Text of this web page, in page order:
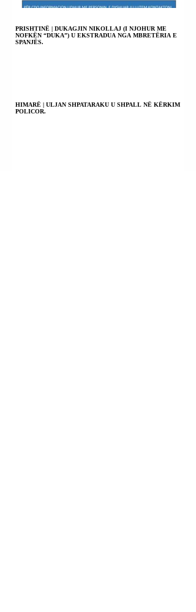
PRISHTINË | DUKAGJIN NIKOLLAJ (I NJOHUR ME
NOFKËN “DUKA”) U EKSTRADUA NGA MBRETËRIA E
SPANJËS.
HIMARË | ULJAN SHPATARAKU U SHPALL NË KËRKIM
POLICOR.